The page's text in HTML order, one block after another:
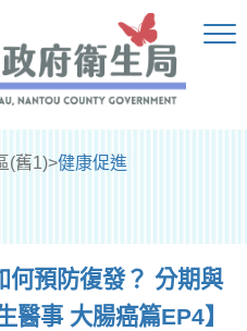
(舊1)>健康促進
何預防復發？ 分期與
醫事 大腸癌篇EP4】